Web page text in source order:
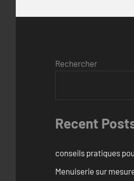
Rechercher
Recent
conseils pratiques
Menuiserie sur